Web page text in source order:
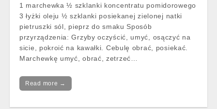
1 marchewka ½ szklanki koncentratu pomidorowego
3 łyżki oleju ½ szklanki posiekanej zielonej natki
pietruszki sól, pieprz do smaku Sposób
przyrządzenia: Grzyby oczyścić, umyć, osączyć na
sicie, pokroić na kawałki. Cebulę obrać, posiekać.
Marchewkę umyć, obrać, zetrzeć…
Read more →